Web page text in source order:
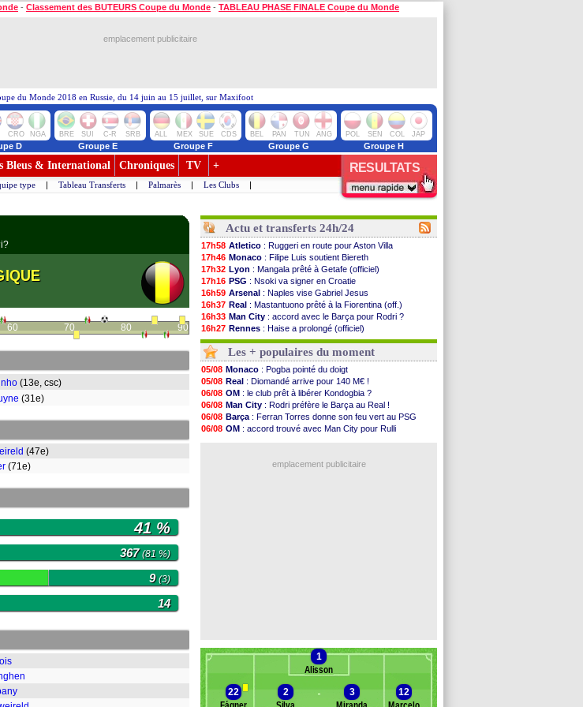
- Classement des BUTEURS Coupe du Monde - TABLEAU PHASE FINALE Coupe du Monde
emplacement publicitaire
du Monde 2018 en Russie, du 14 juin au 15 juillet, sur Maxifoot
CRO NGA BRE SUI C-R SRB ALL MEX SUE CDS BEL PAN TUN ANG POL SEN COL JAP
D Groupe E Groupe F Groupe G Groupe H
Bleus & International Chroniques TV +
type | Tableau Transferts | Palmarès | Les Clubs |
RESULTATS
60 70 80 90
(13e, csc)
(31e)
(47e)
(71e)
41 %
367(81 %)
9(3)
14
Actu et transferts 24h/24
17h58 Atletico : Ruggeri en route pour Aston Villa
17h46 Monaco : Filipe Luis soutient Biereth
17h32 Lyon : Mangala prêté à Getafe (officiel)
17h16 PSG : Nsoki va signer en Croatie
16h59 Arsenal : Naples vise Gabriel Jesus
16h37 Real : Mastantuono prêté à la Fiorentina (off.)
16h33 Man City : accord avec le Barça pour Rodri ?
16h27 Rennes : Haise a prolongé (officiel)
16h22 Palace: Tomiyasu a convaincu (officiel)
16h07
OM: B. Genesio - "ce n'est pas idéal"
15h46 TFC: Sion Oppong signe pour 4 ans (officiel)
15h41
PSG: Liverpool va proposer 115 M€ pour ...
15h20
Norvège: la démission d'Infantino réclamée
14h55
PSG: Mbaye, deux pistes se détachent
14h38
Monaco : Filipe Luis veut remplacer Akliouche
14h19
Grenade: Luca Zidane va changer de club
13h56
Juve: Zhegrova très clair sur son futur
: direction Chypre pour Duverne
Les + populaires du moment
05/08 Monaco : Pogba pointé du doigt
05/08 Real : Diomandé arrive pour 140 M€ !
06/08 OM : le club prêt à libérer Kondogbia ?
06/08 Man City : Rodri préfère le Barça au Real !
06/08 Barça : Ferran Torres donne son feu vert au PSG
06/08 OM : accord trouvé avec Man City pour Rulli
emplacement publicitaire
1
Alisson
22
2
3
12